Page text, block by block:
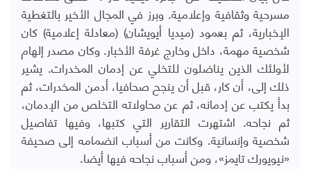
مسرحية وثقافية وإعلامية. وبرز في المجال الأخير بالتغطية
الإخبارية، ثم بعمود (ميديا أيويشان) (معادلة إعلامية) كان
شخصية مهمة، داخل وخارج غرفة الأخبار. وكان مصدر إلهام
لأولئك الذين يناضلون للتخلي عن إدمان المخدرات. يشير
ذلك إلى، أن كار، قبل أن ينجح صحافيا، أدمن المخدرات، ثم
بدأ يكتب عن إدمانه، ثم عن محاولاته التخلص من الإدمان،
ثم نجاحه. اشتهرت التقارير التي كتبها، وفيها تفاصيل
شخصية وإنسانية. وكانت من أسباب انضمامه إلى صحيفة
«نيويورك تايمز»، ومن أسباب نجاحه فيها أيضا.